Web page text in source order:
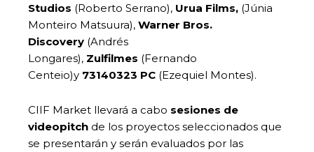
Studios (Roberto Serrano), Urua Films, (Júnia
Monteiro Matsuura), Warner Bros.
Discovery (Andrés
Longares), Zulfilmes (Fernando
Centeio)y 73140323 PC (Ezequiel Montes).
CIIF Market llevará a cabo sesiones de
videopitch de los proyectos seleccionados que
se presentarán y serán evaluados por las